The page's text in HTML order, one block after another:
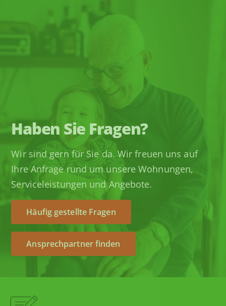
Haben Sie Fragen?
Wir sind gern für Sie da. Wir freuen uns auf
Ihre Anfrage rund um unsere Wohnungen,
Serviceleistungen und Angebote.
Häufig gestellte Fragen
Ansprechpartner finden